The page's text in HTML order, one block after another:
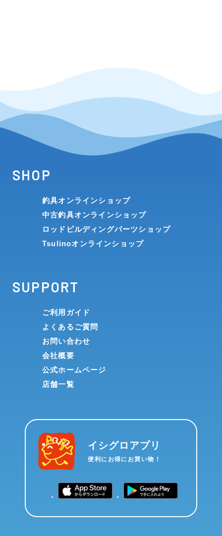
SHOP
釣具オンラインショップ
中古釣具オンラインショップ
ロッドビルディングパーツショップ
Tsulinoオンラインショップ
SUPPORT
ご利用ガイド
よくあるご質問
お問い合わせ
会社概要
公式ホームページ
店舗一覧
イシグロアプリ
便利にお得にお買い物！